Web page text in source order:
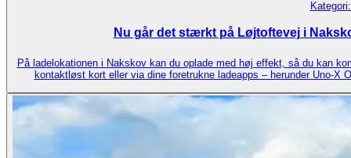
Nu går det stærkt på Løjtoftevej i
På ladelokationen i Nakskov kan du oplade med høj effekt, så du kan
kontaktløst kort eller via dine foretrukne ladeapps – herunder Uno‑X